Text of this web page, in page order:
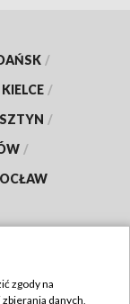
/
KIELCE /
/
/
zgody na
danych,